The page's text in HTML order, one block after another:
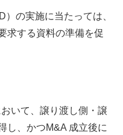
の実施に当たっては、
求する資料の準備を促
いて、譲り渡し側・譲
し、かつM&A 成立後に